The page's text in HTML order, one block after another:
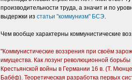
производительности труда, а значит и по
выдержки из статьи "коммунизм" БСЭ.
Чем вообще характерны коммунистические
"Коммунистические воззрения при своём
имущества. Как лозунг революционной борьбы
Крестьянской войны в Германии 16 в. (Т.
Бабёф). Теоретическая разработка первых